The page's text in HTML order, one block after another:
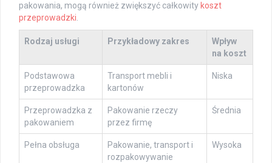
pakowania, mogą również zwiększyć całkowity koszt
przeprowadzki
Rodzaj usługi Przykładowy zakres
Wpływ
na koszt
Podstawowa
przeprowadzka
Transport mebli i
kartonów
Niska
Przeprowadzka z
pakowaniem
Pakowanie rzeczy
przez firmę
Średnia
Pełna obsługa
Pakowanie, transport i
rozpakowywanie
Wysoka